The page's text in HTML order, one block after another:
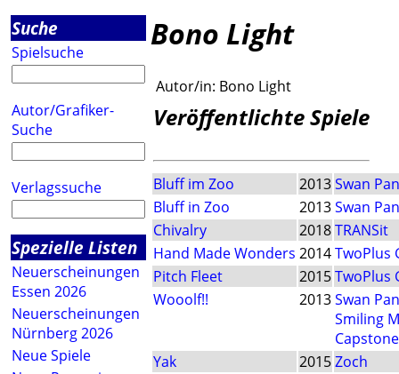
Suche
Spielsuche
Autor/Grafiker-
Suche
Verlagssuche
Spezielle Listen
Neuerscheinungen
Essen 2026
Neuerscheinungen
Nürnberg 2026
Neue Spiele
Bono Light
Autor/in: Bono Light
Veröffentlichte Spiele
Bluff im Zoo 2013Swan
Bluff in Zoo
2013Swan
Chivalry
2018TRANSit
Hand Made Wonders 2014TwoPlus
Pitch Fleet
2015TwoPlus
Wooolf!!
2013Swan
Smiling
Yak
2015Zoch